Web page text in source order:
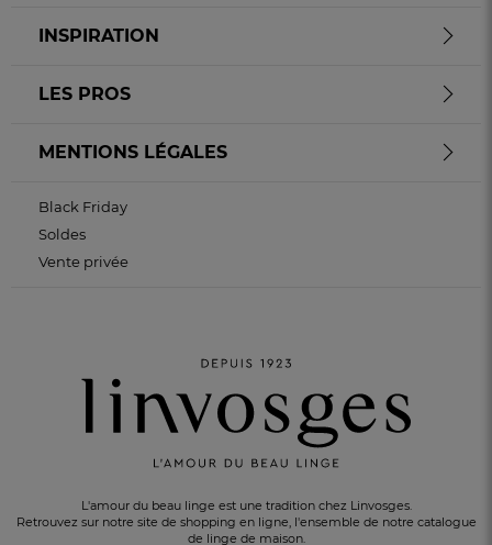
L'amour du beau linge est une tradition chez Linvosges.
Retrouvez sur notre site de shopping en ligne, l'ensemble de notre catalogue
de linge de maison.
INSPIRATION
LES PROS
MENTIONS LÉGALES
Black Friday
Soldes
Vente privée